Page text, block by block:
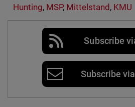
Hunting, MSP, Mittelstand , KMU
Subscribe
Subscribe